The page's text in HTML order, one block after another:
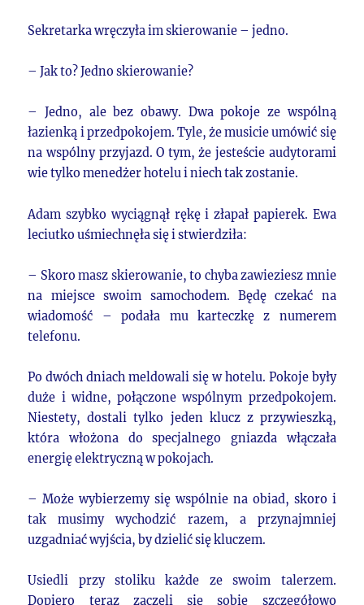
Sekretarka wręczyła im skierowanie – jedno.
– Jak to? Jedno skierowanie?
– Jedno, ale bez obawy. Dwa pokoje ze wspólną
łazienką i przedpokojem. Tyle, że musicie umówić się
na wspólny przyjazd. O tym, że jesteście audytorami
wie tylko menedżer hotelu i niech tak zostanie.
Adam szybko wyciągnął rękę i złapał papierek. Ewa
leciutko uśmiechnęła się i stwierdziła:
– Skoro masz skierowanie, to chyba zawieziesz mnie
na miejsce swoim samochodem. Będę czekać na
wiadomość – podała mu karteczkę z numerem
telefonu.
Po dwóch dniach meldowali się w hotelu. Pokoje były
duże i widne, połączone wspólnym przedpokojem.
Niestety, dostali tylko jeden klucz z przywieszką,
która włożona do specjalnego gniazda włączała
energię elektryczną w pokojach.
– Może wybierzemy się wspólnie na obiad, skoro i
tak musimy wychodzić razem, a przynajmniej
uzgadniać wyjścia, by dzielić się kluczem.
Usiedli przy stoliku każde ze swoim talerzem.
Dopiero teraz zaczęli się sobie szczegółowo